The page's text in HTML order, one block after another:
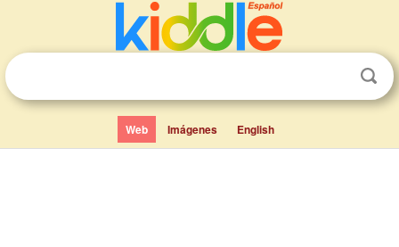
Web Imágenes English